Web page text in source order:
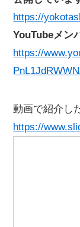
https://
YouTubeメン
https://
動画で紹介し
https://